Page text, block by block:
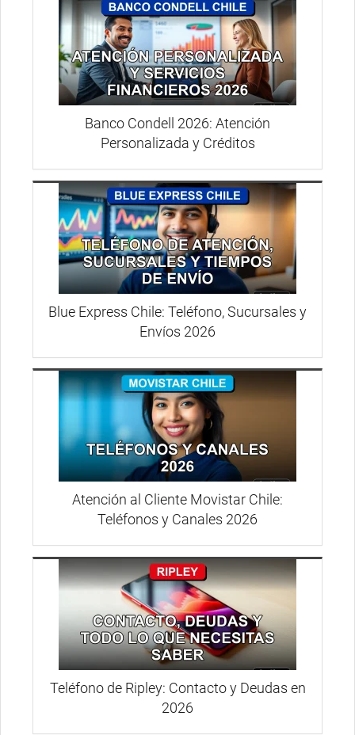
Banco Condell 2026: Atención
Personalizada y Créditos
Blue Express Chile: Teléfono, Sucursales y
Envíos 2026
Atención al Cliente Movistar Chile:
Teléfonos y Canales 2026
Teléfono de Ripley: Contacto y Deudas en
2026